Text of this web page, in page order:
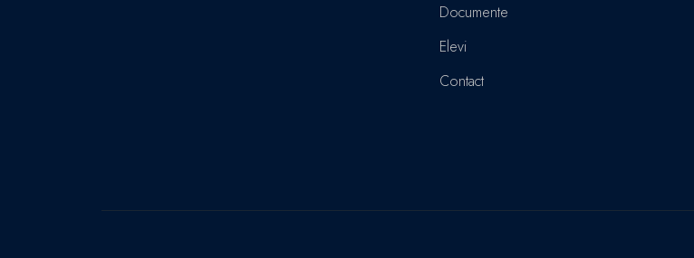
Documente
Elevi
Contact